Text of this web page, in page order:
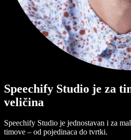
Speechify Studio je za
veličina
Speechify Studio je jednostavan i za
timove – od pojedinaca do tvrtki.